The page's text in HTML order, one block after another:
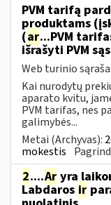
PVM tarifą
produktams
(ar...PVM
išrašyti PVM
Web turinio
Kai nurodytų
aparato kvitu,
PVM tarifas, nes
galimybės...
Metai (Archyvas):
mokestis
2....Ar yra
Labdaros ir